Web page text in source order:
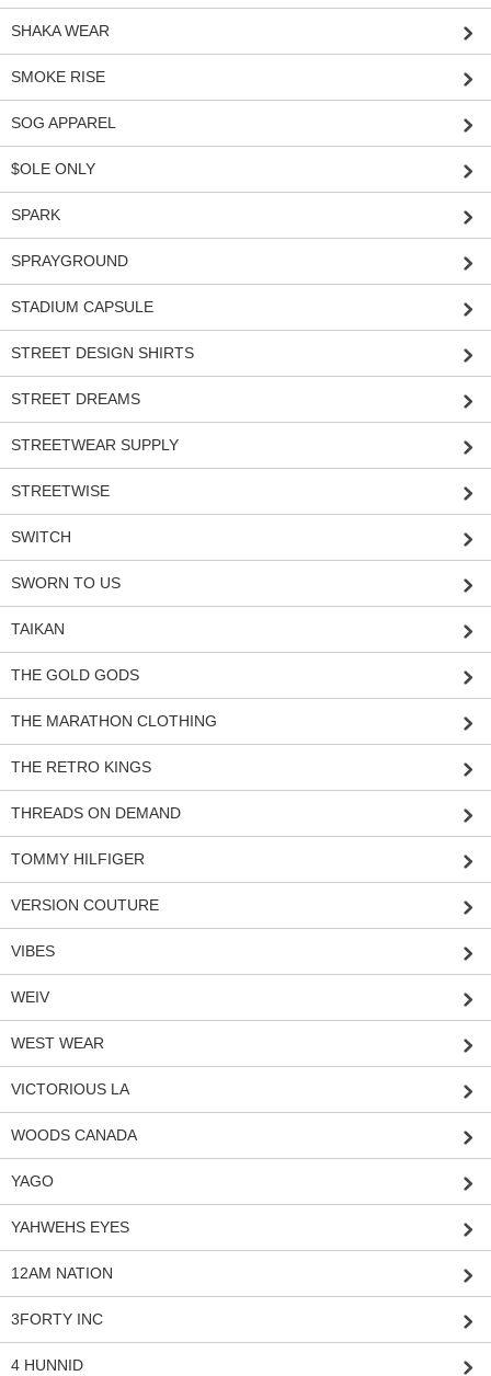
SHAKA WEAR
SMOKE RISE
SOG APPAREL
$OLE ONLY
SPARK
SPRAYGROUND
STADIUM CAPSULE
STREET DESIGN SHIRTS
STREET DREAMS
STREETWEAR SUPPLY
STREETWISE
SWITCH
SWORN TO US
TAIKAN
THE GOLD GODS
THE MARATHON CLOTHING
THE RETRO KINGS
THREADS ON DEMAND
TOMMY HILFIGER
VERSION COUTURE
VIBES
WEIV
WEST WEAR
VICTORIOUS LA
WOODS CANADA
YAGO
YAHWEHS EYES
12AM NATION
3FORTY INC
4 HUNNID